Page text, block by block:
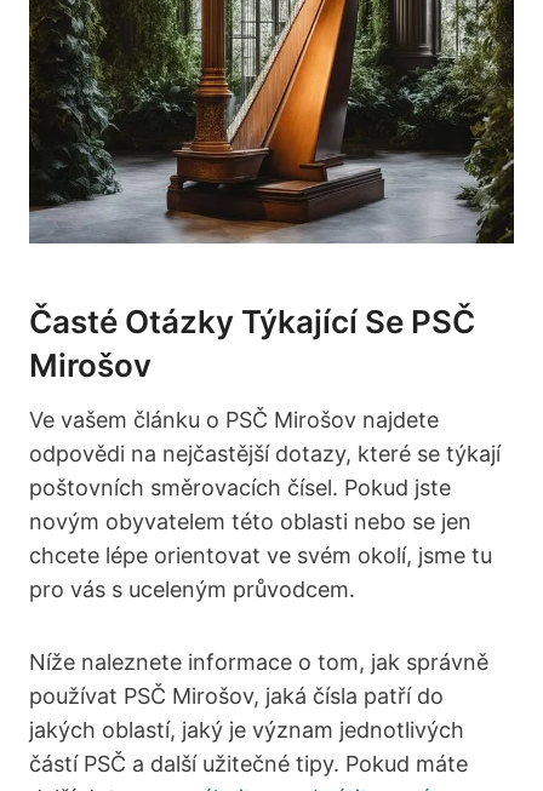
Časté Otázky Týkající Se PSČ
Mirošov
Ve vašem článku o PSČ Mirošov najdete
odpovědi na nejčastější dotazy, které se týkají
poštovních směrovacích čísel. Pokud jste
novým obyvatelem této oblasti nebo se jen
chcete lépe orientovat ve svém okolí, jsme tu
pro vás s uceleným průvodcem.
Níže naleznete informace o tom, jak správně
používat PSČ Mirošov, jaká čísla patří do
jakých oblastí, jaký je význam jednotlivých
částí PSČ a další užitečné tipy. Pokud máte